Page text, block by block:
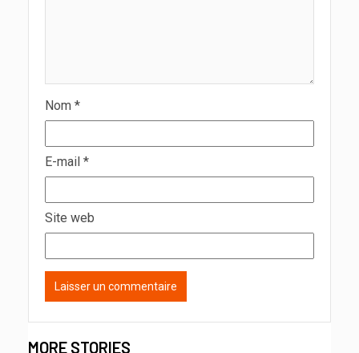
Nom *
E-mail *
Site web
MORE STORIES